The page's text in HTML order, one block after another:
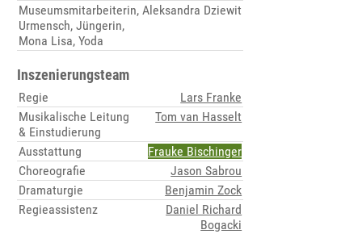
Museumsmitarbeiterin,
Urmensch, Jüngerin,
Mona Lisa, Yoda
Aleksandra Dziewit
Inszenierungsteam
Regie
Lars Franke
Musikalische Leitung
& Einstudierung
Tom van Hasselt
Ausstattung
Frauke Bischinger
Choreografie
Jason Sabrou
Dramaturgie
Benjamin Zock
Regieassistenz
Daniel Richard
Bogacki